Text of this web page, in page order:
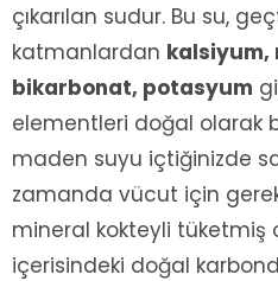
çıkarılan sudur. Bu su,
katmanlardan kalsiyum,
bikarbonat, potasyum
elementleri doğal olarak
maden suyu içtiğinizde
zamanda vücut için
mineral kokteyli tüketmiş
içerisindeki doğal